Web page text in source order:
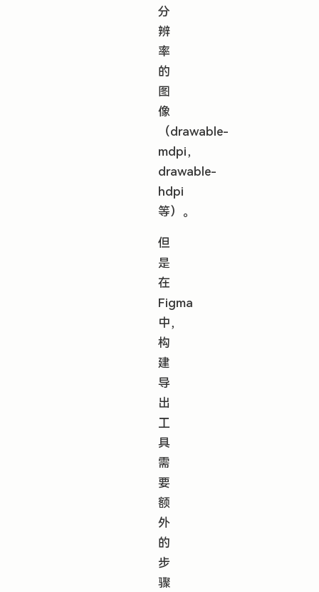
分
辨
率
的
图
像
（drawable-
mdpi，
drawable-
hdpi
等）。
但
是
在
Figma
中，
构
建
导
出
工
具
需
要
额
外
的
步
骤